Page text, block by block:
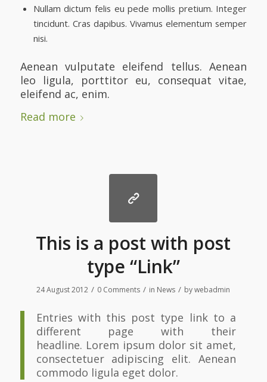
Nullam dictum felis eu pede mollis pretium. Integer
tincidunt. Cras dapibus. Vivamus elementum semper
nisi.
Aenean vulputate eleifend tellus. Aenean
leo ligula, porttitor eu, consequat vitae,
eleifend ac, enim.
Read more
This is a post with post
type “Link”
24 August 2012 / 0 Comments / in News / bywebadmin
Entries with this post type link to a
different page with their
headline. Lorem ipsum dolor sit amet,
consectetuer adipiscing elit. Aenean
commodo ligula eget dolor.